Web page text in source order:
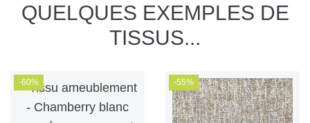
D'AMEUBLEMENT
REGROUPÉS ENSEMBLE !
QUELQUES EXEMPLES DE
TISSUS...
-60% -55%